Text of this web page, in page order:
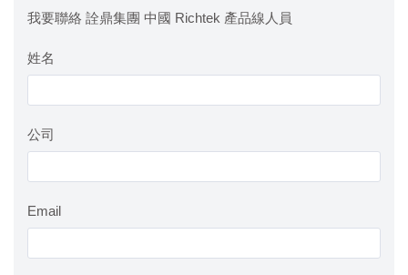
我要聯絡 詮鼎集團 中國 Richtek 產品線人員
姓名
公司
Email